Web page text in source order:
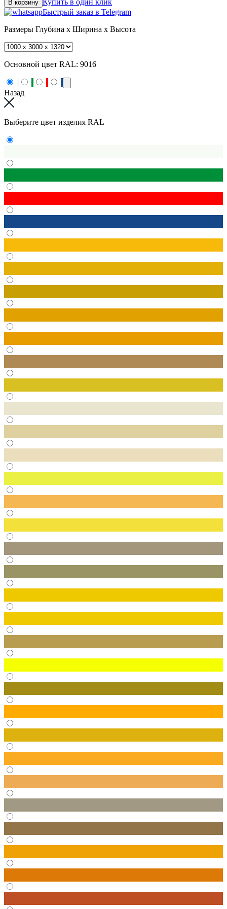
В корзину
Быстрый заказ в Telegram
Размеры Глубина x Ширина x Высота
Основной цвет RAL: 9016
Назад
Выберите цвет изделия RAL